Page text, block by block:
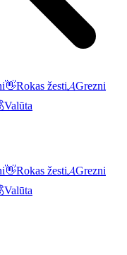
👋Rokas žesti𝓐Grezni
Valūta
👋Rokas žesti𝓐Grezni
Valūta